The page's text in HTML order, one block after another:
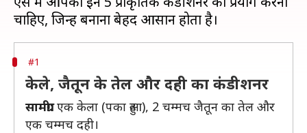
#1
केले, जैतून के तेल और दही का कंडीशनर
सामग्री:एक केला (पका हुआ), 2 चम्मच जैतून का तेल और
एक चम्मच दही।